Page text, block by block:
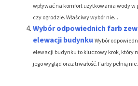
wpływać na komfort użytkowania wody
czy ogrodzie. Właściwy wybór nie...
Wybór odpowiednich farb
elewacji budynku Wybór
elewacji budynku to kluczowy krok, który
jego wygląd oraz trwałość. Farby pełnią